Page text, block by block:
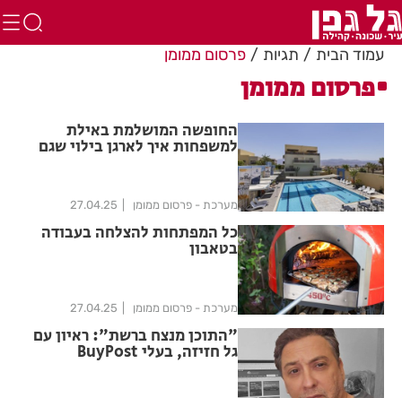
עמוד הבית תגיות פרסום ממומן
פרסום ממומן
החופשה המושלמת באילת
למשפחות איך לארגן בילוי שגם
מערכת - פרסום ממומן 27.04.25
כל המפתחות להצלחה בעבודה
בטאבון
מערכת - פרסום ממומן 27.04.25
"התוכן מנצח ברשת": ראיון עם
גל חזיזה, בעלי BuyPost